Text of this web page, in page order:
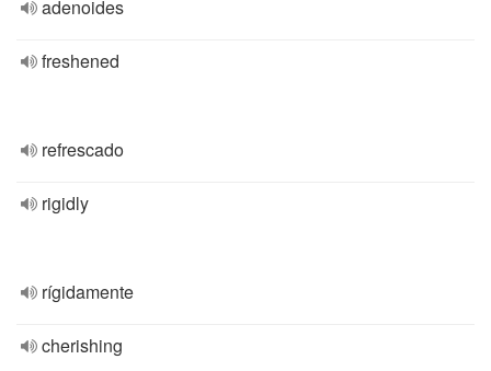
adenoides
freshened
refrescado
rigidly
rígidamente
cherishing